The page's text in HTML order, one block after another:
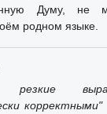
Думу, не
родном языке.
резкие
корректными"